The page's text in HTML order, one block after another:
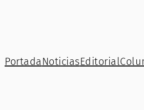
Portada NoticiasEditorial